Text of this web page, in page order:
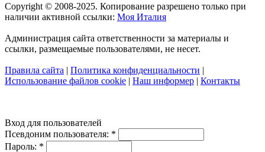
Copyright © 2008-2025. Копирование разрешено только при
наличии активной ссылки: Моя Италия
Администрация сайта ответственности за материалы и
ссылки, размещаемые пользователями, не несет.
Правила сайта | Политика конфиденциальности |
Использование файлов cookie | Наш информер | Контакты
Вход для пользователей
Псевдоним пользователя: *
Пароль: *